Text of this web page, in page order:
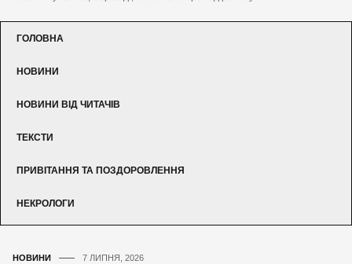
ГОЛОВНА
НОВИНИ
НОВИНИ ВІД ЧИТАЧІВ
ТЕКСТИ
ПРИВІТАННЯ ТА ПОЗДОРОВЛЕННЯ
НЕКРОЛОГИ
НОВИНИ 7 ЛИПНЯ, 2026